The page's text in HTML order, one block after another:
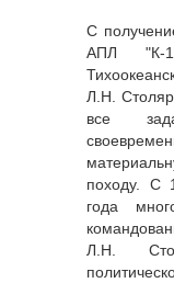
С
АПЛ "К-
Л.Н.
все
походу. С
года
Л.Н.